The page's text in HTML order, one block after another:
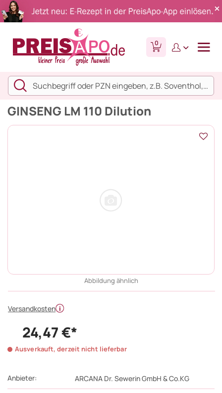
0
GINSENG LM 110 Dilution
Abbildung ähnlich
Versandkosten
Anbieter: ARCANA Dr. Sewerin GmbH & Co.KG
24,47 €*
Ausverkauft, derzeit nicht lieferbar